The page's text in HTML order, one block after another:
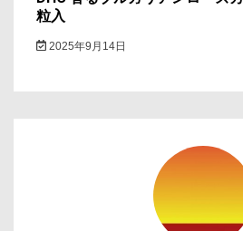
粒入
2025年9月14日